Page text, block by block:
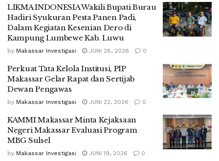
LIKMA INDONESIA Wakili Bupati Burau
Hadiri Syukuran Pesta Panen Padi,
Dalam Kegiatan Kesenian Dero di
Kampung Lumbewe Kab. Luwu
by Makassar Investigasi JUNI 28, 2026 0
Perkuat Tata Kelola Institusi, PIP
Makassar Gelar Rapat dan Sertijab
Dewan Pengawas
by Makassar Investigasi JUNI 22, 2026 0
KAMMI Makassar Minta Kejaksaan
Negeri Makassar Evaluasi Program
MBG Sulsel
by Makassar Investigasi JUNI 19, 2026 0